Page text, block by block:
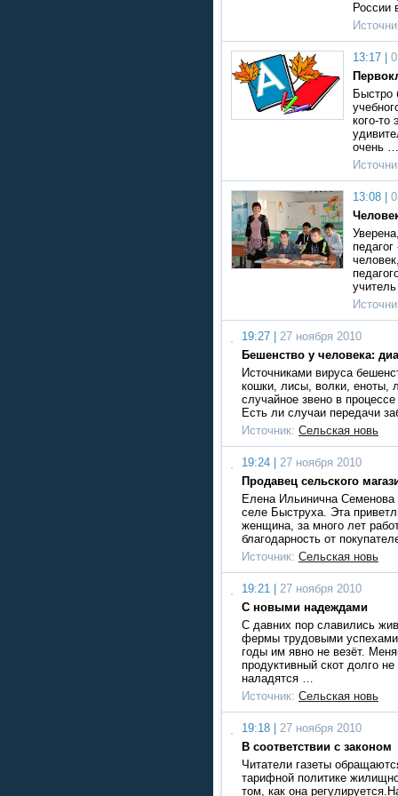
России
13:17 |
Быстро
кого-то
очень …
13:08 |
19:27 |
27 ноября 2010
Бешенство у человека:
Источниками вируса
кошки, лисы, волки, еноты,
случайное звено в
Есть ли случаи передачи
Источник: Сельская новь
19:24 |
27 ноября 2010
Продавец сельского
Елена Ильинична Семенова
селе Быструха. Эта
женщина, за много лет
благодарность от
Источник: Сельская новь
19:21 |
27 ноября 2010
С новыми надеждами
С давних пор славились
фермы трудовыми
годы им явно не везёт.
продуктивный скот долго
наладятся …
Источник: Сельская новь
19:18 |
27 ноября 2010
В соответствии с законом
Читатели газеты
тарифной политике
том, как она